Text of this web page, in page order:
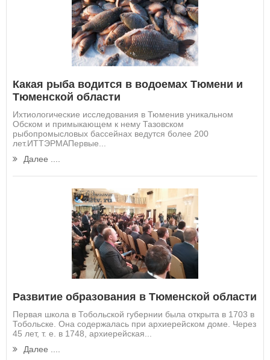
Какая рыба водится в водоемах Тюмени и
Тюменской области
Ихтиологические исследования в Тюменив уникальном
Обском и примыкающем к нему Тазовском
рыбопромысловых бассейнах ведутся более 200
лет.ИТТЭРМАПервые...
Далее ....
Развитие образования в Тюменской области
Первая школа в Тобольской губернии была открыта в 1703 в
Тобольске. Она содержалась при архиерейском доме. Через
45 лет, т. е. в 1748, архиерейская...
Далее ....